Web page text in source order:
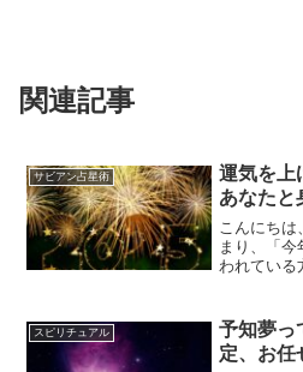
関連記事
サビアン占星術
運気を上
あなたと
こんにち
まり、「
われている
を、具体的
泳」「ハン
スピリチュアル
予知夢っ
定、お任